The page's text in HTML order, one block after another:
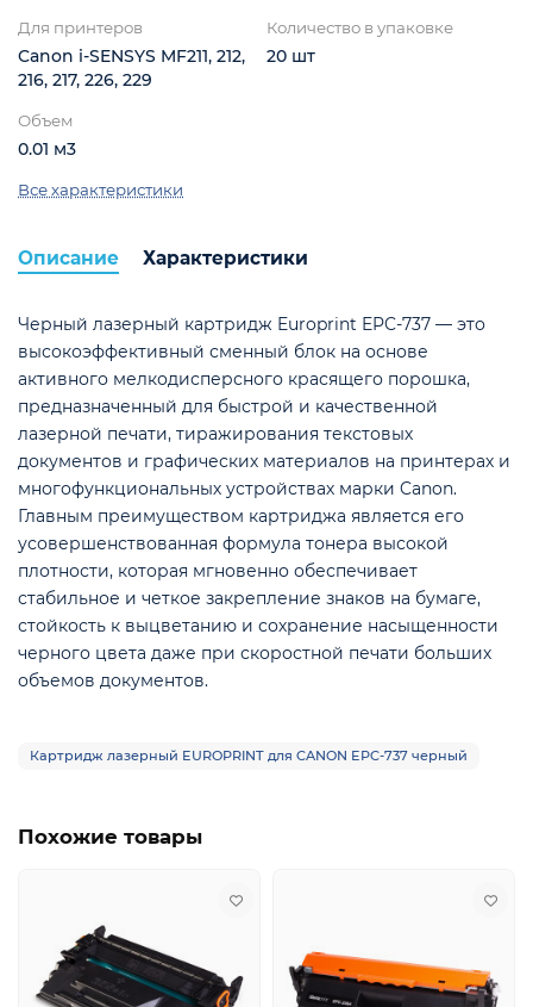
Для принтеров
Canon i-SENSYS MF211, 212,
216, 217, 226, 229
Количество в упаковке
20 шт
Объем
0.01 м3
Все характеристики
Описание Характеристики
Черный лазерный картридж Europrint EPC-737 — это
высокоэффективный сменный блок на основе
активного мелкодисперсного красящего порошка,
предназначенный для быстрой и качественной
лазерной печати, тиражирования текстовых
документов и графических материалов на принтерах и
многофункциональных устройствах марки Canon.
Главным преимуществом картриджа является его
усовершенствованная формула тонера высокой
плотности, которая мгновенно обеспечивает
стабильное и четкое закрепление знаков на бумаге,
стойкость к выцветанию и сохранение насыщенности
черного цвета даже при скоростной печати больших
объемов документов.
Картридж лазерный EUROPRINT для CANON EPC-737 черный
Похожие товары